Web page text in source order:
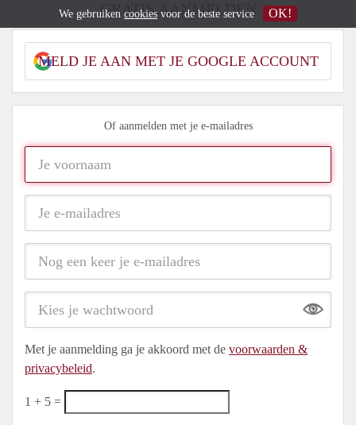
GRATIS AANMELDEN
MELD JE AAN MET JE GOOGLE ACCOUNT
Of aanmelden met je e-mailadres
Show
Met je aanmelding ga je akkoord met de voorwaarden &
privacybeleid.
1 + 5 =
We gebruiken cookies voor de beste service OK!